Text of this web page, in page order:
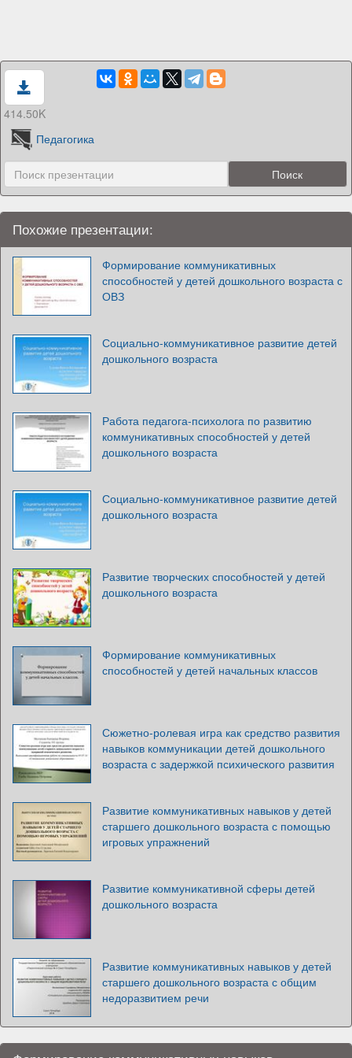
414.50K
Педагогика
Похожие презентации:
Формирование коммуникативных
способностей у детей дошкольного возраста с
ОВЗ
Социально-коммуникативное развитие детей
дошкольного возраста
Работа педагога-психолога по развитию
коммуникативных способностей у детей
дошкольного возраста
Социально-коммуникативное развитие детей
дошкольного возраста
Развитие творческих способностей у детей
дошкольного возраста
Формирование коммуникативных
способностей у детей начальных классов
Сюжетно-ролевая игра как средство развития
навыков коммуникации детей дошкольного
возраста с задержкой психического развития
Развитие коммуникативных навыков у детей
старшего дошкольного возраста с помощью
игровых упражнений
Развитие коммуникативной сферы детей
дошкольного возраста
Развитие коммуникативных навыков у детей
старшего дошкольного возраста с общим
недоразвитием речи